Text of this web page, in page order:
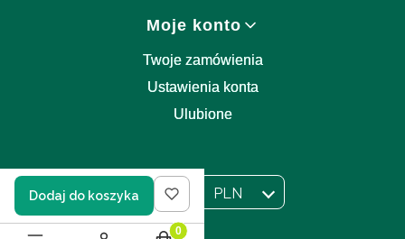
Moje konto
Twoje zamówienia
Ustawienia konta
Ulubione
Wybrany język:
PL
polski Wybrana waluta:
PLN
Dodaj do koszyka